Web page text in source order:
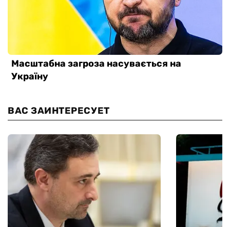
ВАС ЗАИНТЕРЕСУЕТ